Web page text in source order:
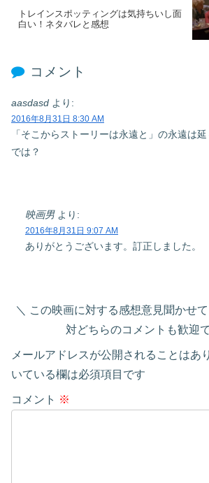
トレインスポッティングは気持ちいし面
白い！ネタバレと感想
コメント
aasdasd より:
2016年8月31日 8:30 AM
「そこからストーリーは永遠と」の永遠は
では？
映画男 より:
2016年8月31日 9:07 AM
ありがとうございます。訂正しました。
この映画に対する感想意見聞かせ
対どちらのコメントも歓迎
メールアドレスが公開されることはあ
いている欄は必須項目です
コメント ※